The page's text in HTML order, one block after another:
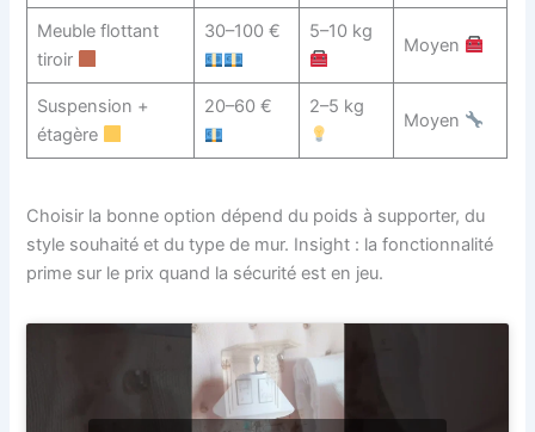
Meuble flottant
tiroir
30–100 € 5–10 kg
Moyen
Suspension +
étagère
20–60 € 2–5 kg
Moyen
Choisir la bonne option dépend du poids à supporter, du
style souhaité et du type de mur. Insight : la fonctionnalité
prime sur le prix quand la sécurité est en jeu.